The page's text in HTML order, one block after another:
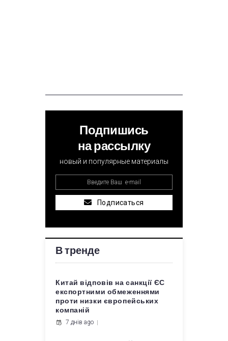
Подпишись
на рассылку
новый и популярные материалы
Подписаться
В тренде
Китай відповів на санкції ЄС
експортними обмеженнями
проти низки європейських
компаній
7 днів ago